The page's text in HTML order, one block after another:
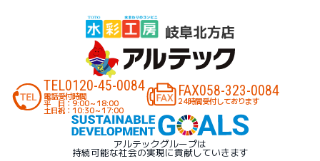
TEL0120-45-0084
電話受付時間
平 日：9:00～18:00
土日祝：10:30～17:00
FAX058-323-0084
24時間受付しております
アルテックグループは
持続可能な社会の実現に貢献していきます